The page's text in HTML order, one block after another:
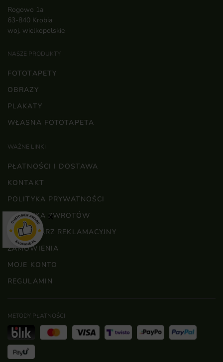
Rogowo 1a
63-840 Krobia
woj. wielkopolskie
NASZE PRODUKTY
FOTOTAPETY
OBRAZY
PLAKATY
WŁASNA FOTOTAPETA
WAŻNE LINKI
PŁATNOŚCI I DOSTAWA
KONTAKT
POLITYKA PRYWATNOŚCI
POLITYKA ZWROTÓW
FORMULARZ REKLAMACYJNY
ZAMÓWIENIA
MOJE KONTO
REGULAMIN
METODY PŁATNOŚCI
×